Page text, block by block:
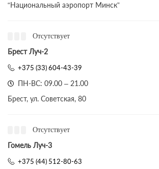
“Национальный аэропорт Минск”
Отсутствует
Брест Луч-2
+375 (33) 604-43-39
ПН-ВС: 09.00 – 21.00
Брест, ул. Советская, 80
Отсутствует
Гомель Луч-3
+375 (44) 512-80-63